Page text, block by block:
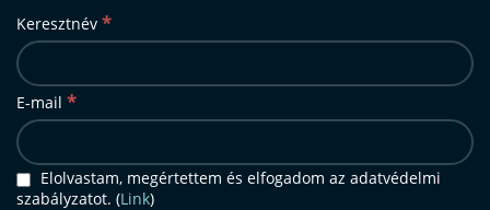
Keresztnév *
E-mail *
Elolvastam, megértettem és elfogadom az adatvédelmi
szabályzatot. (Link)